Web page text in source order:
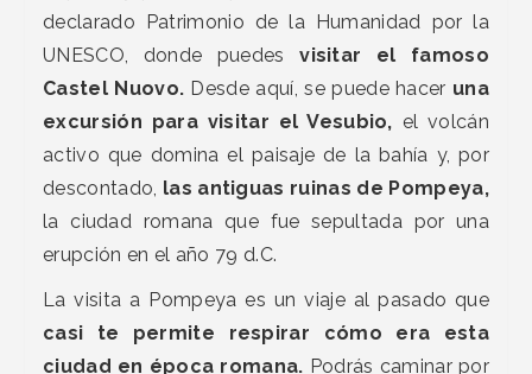
declarado Patrimonio de la Humanidad por la
UNESCO, donde puedesvisitar el famoso
Castel Nuovo. Desde aquí, se puede hacer una
excursión para visitar el Vesubio, el volcán
activo que domina el paisaje de la bahía y, por
descontado, las antiguas ruinas de Pompeya,
la ciudad romana que fue sepultada por una
erupción en el año 79 d.C.
La visita a Pompeya es un viaje al pasado que
casi te permite respirar cómo era esta
ciudad en época romana. Podrás caminar por